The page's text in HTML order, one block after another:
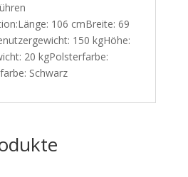
106 cmBreite: 69
150 kgHöhe:
20 kgPolsterfarbe:
Schwarz